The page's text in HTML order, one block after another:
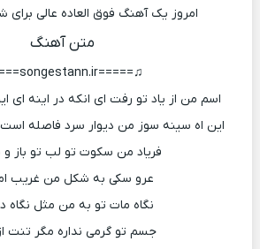
امروز یک آهنگ فوق العاده عالی برای
متن آهنگ
♫=====songestann.ir====♫
اسم من از یاد تو رفت ای انکه در اینه
این اه سینه سوز من دیوار سرد فاصله
فریاد من سکوت تو لب تو باز
عرو سکی به شکل من غریب
نگاه مات تو به من مثل نگاه
جسم تو گرمی نداره مگر تنت